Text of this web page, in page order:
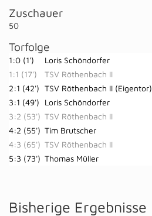
Zuschauer
50
Torfolge
1:0 (1')
Loris Schöndorfer
1:1 (17')
TSV Röthenbach II
2:1 (42') TSV Röthenbach II (Eigentor)
3:1 (49')
Loris Schöndorfer
3:2 (53') TSV Röthenbach II
4:2 (55') Tim Brutscher
4:3 (65') TSV Röthenbach II
5:3 (73') Thomas Müller
Bisherige Ergebnisse